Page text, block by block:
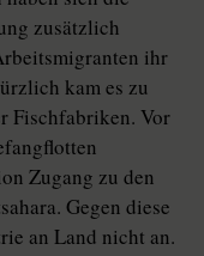
zusätzlich
ihr
kam es zu
Fischfabriken. Vor
Zugang zu den
Gegen diese
an Land nicht an.